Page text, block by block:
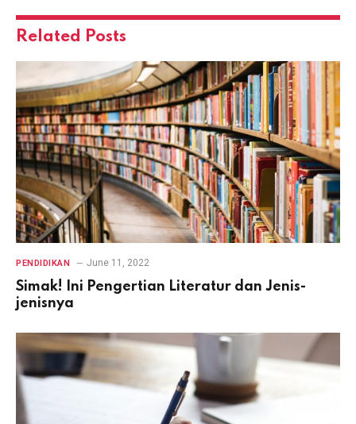
Related Posts
PENDIDIKAN June 11, 2022
Simak! Ini Pengertian Literatur dan Jenis-
jenisnya